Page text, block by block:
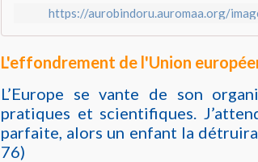
https://aurobindoru.auromaa.org/
L'effondrement de l'Union
L’Europe se vante de son
pratiques et scientifiques.
parfaite, alors un enfant la
76)